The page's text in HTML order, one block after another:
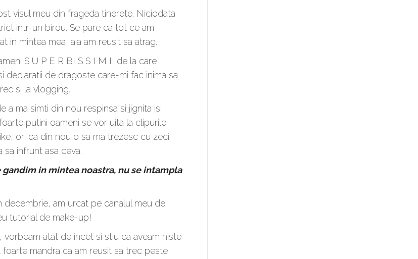
visul meu din frageda tinerete. Niciodata
intr-un birou. Se pare ca tot ce am
in mintea mea, aia am reusit sa atrag.
S U P E R BI S S I M I, de la care
declaratii de dragoste care-mi fac inima sa
si la vlogging.
a ma simti din nou respinsa si jignita isi
putini oameni se vor uita la clipurile
ori ca din nou o sa ma trezesc cu zeci
sa infrunt asa ceva.
in mintea noastra, nu se intampla
decembrie, am urcat pe canalul meu de
tutorial de make-up!
atat de incet si stiu ca aveam niste
mandra ca am reusit sa trec peste